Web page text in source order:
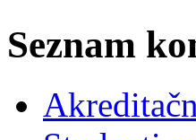
Seznam